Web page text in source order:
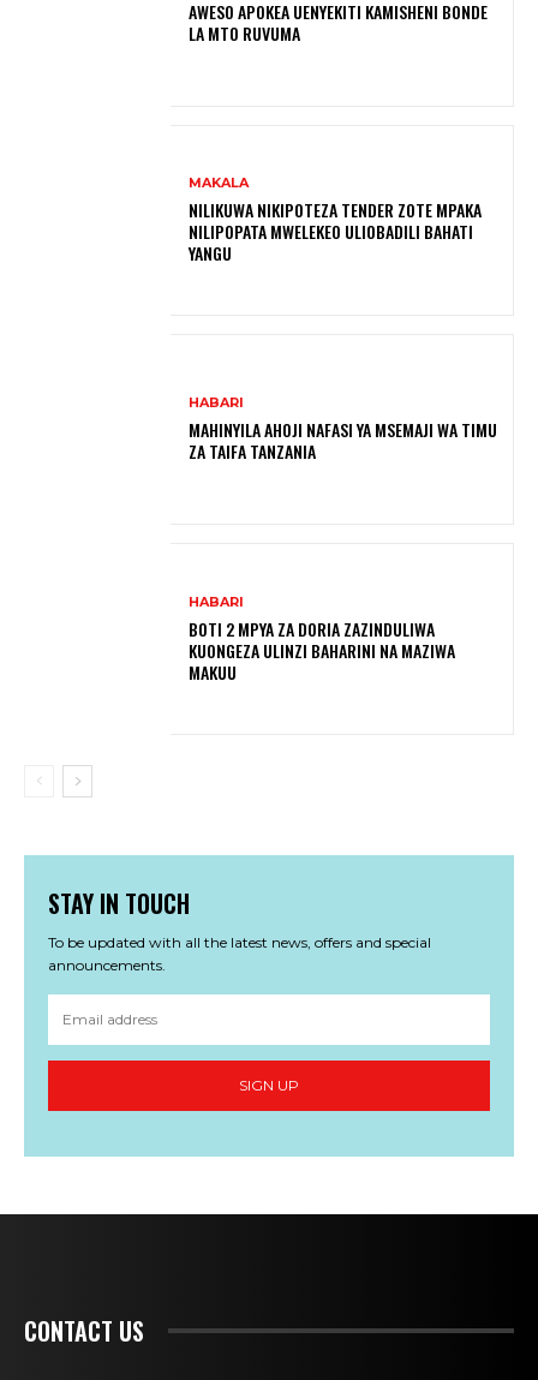
AWESO APOKEA UENYEKITI KAMISHENI BONDE
LA MTO RUVUMA
MAKALA
NILIKUWA NIKIPOTEZA TENDER ZOTE MPAKA
NILIPOPATA MWELEKEO ULIOBADILI BAHATI
YANGU
HABARI
MAHINYILA AHOJI NAFASI YA MSEMAJI WA TIMU
ZA TAIFA TANZANIA
HABARI
BOTI 2 MPYA ZA DORIA ZAZINDULIWA
KUONGEZA ULINZI BAHARINI NA MAZIWA
MAKUU
STAY IN TOUCH
To be updated with all the latest news, offers and special
announcements.
SIGN UP
CONTACT US